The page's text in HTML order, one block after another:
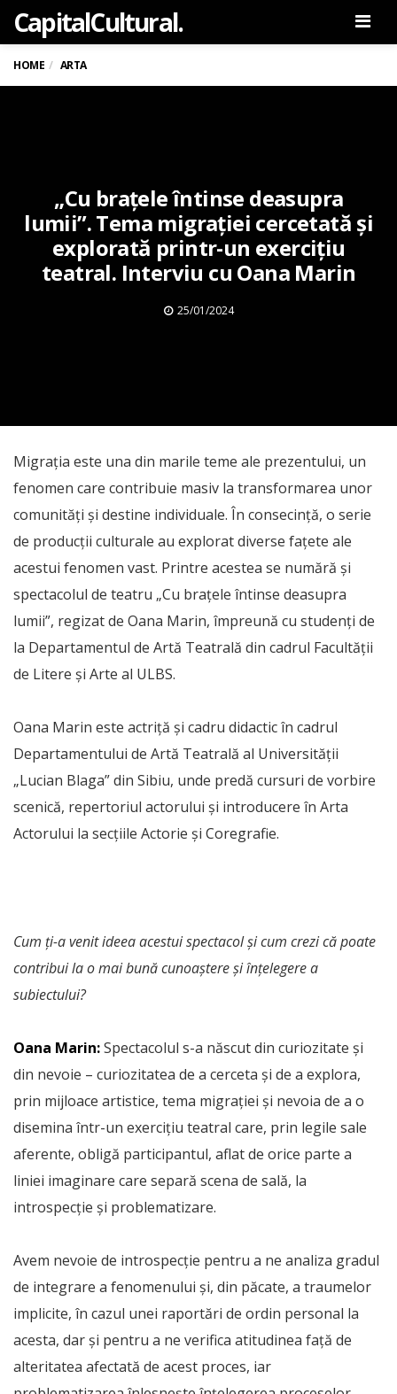
CapitalCultural.
HOME ARTA
„Cu brațele întinse deasupra
lumii”. Tema migrației cercetată și
explorată printr-un exercițiu
teatral. Interviu cu Oana Marin
25/01/2024
Migrația este una din marile teme ale prezentului, un
fenomen care contribuie masiv la transformarea unor
comunități și destine individuale. În consecință, o serie
de producții culturale au explorat diverse fațete ale
acestui fenomen vast. Printre acestea se numără și
spectacolul de teatru „Cu brațele întinse deasupra
lumii”, regizat de Oana Marin, împreună cu studenți de
la Departamentul de Artă Teatrală din cadrul Facultății
de Litere și Arte al ULBS.
Oana Marin este actriță și cadru didactic în cadrul
Departamentului de Artă Teatrală al Universității
„Lucian Blaga” din Sibiu, unde predă cursuri de vorbire
scenică, repertoriul actorului și introducere în Arta
Actorului la secțiile Actorie și Coregrafie.
Cum ți-a venit ideea acestui spectacol și cum crezi că poate
contribui la o mai bună cunoaștere și înțelegere a
subiectului?
Oana Marin:Spectacolul s-a născut din curiozitate și
din nevoie – curiozitatea de a cerceta și de a explora,
prin mijloace artistice, tema migrației și nevoia de a o
disemina într-un exercițiu teatral care, prin legile sale
aferente, obligă participantul, aflat de orice parte a
liniei imaginare care separă scena de sală, la
introspecție și problematizare.
Avem nevoie de introspecție pentru a ne analiza gradul
de integrare a fenomenului și, din păcate, a traumelor
implicite, în cazul unei raportări de ordin personal la
acesta, dar și pentru a ne verifica atitudinea față de
alteritatea afectată de acest proces, iar